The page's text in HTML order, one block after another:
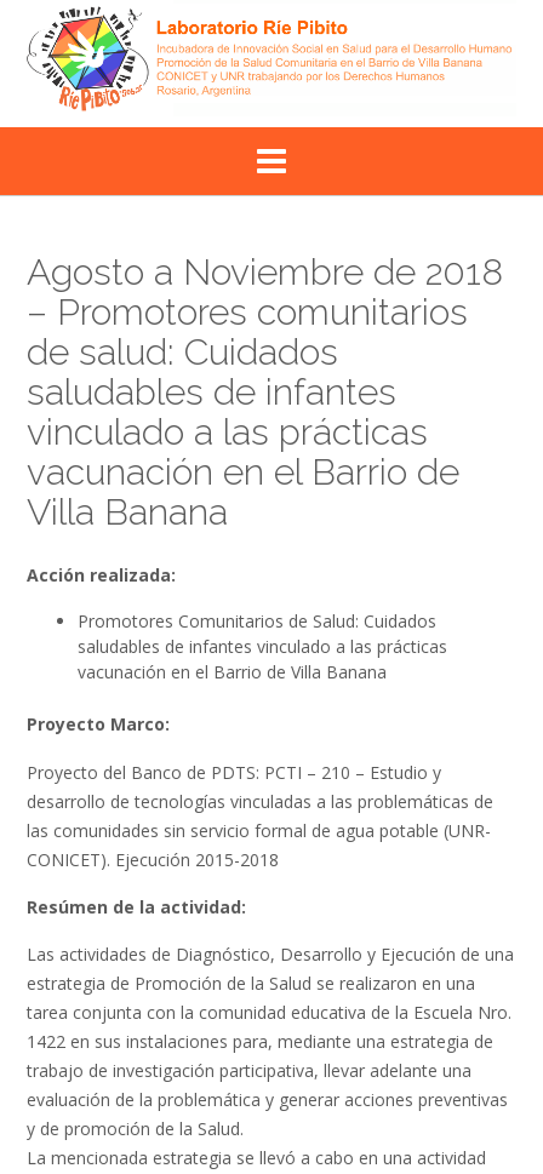
content
Agosto a Noviembre de 2018
– Promotores comunitarios
de salud: Cuidados
saludables de infantes
vinculado a las prácticas
vacunación en el Barrio de
Villa Banana
Acción realizada:
Promotores Comunitarios de Salud: Cuidados
saludables de infantes vinculado a las prácticas
vacunación en el Barrio de Villa Banana
Proyecto Marco:
Proyecto del Banco de PDTS: PCTI – 210 – Estudio y
desarrollo de tecnologías vinculadas a las problemáticas de
las comunidades sin servicio formal de agua potable (UNR-
CONICET). Ejecución 2015-2018
Resúmen de la actividad:
Las actividades de Diagnóstico, Desarrollo y Ejecución de una
estrategia de Promoción de la Salud se realizaron en una
tarea conjunta con la comunidad educativa de la Escuela Nro.
1422 en sus instalaciones para, mediante una estrategia de
trabajo de investigación participativa, llevar adelante una
evaluación de la problemática y generar acciones preventivas
y de promoción de la Salud.
La mencionada estrategia se llevó a cabo en una actividad